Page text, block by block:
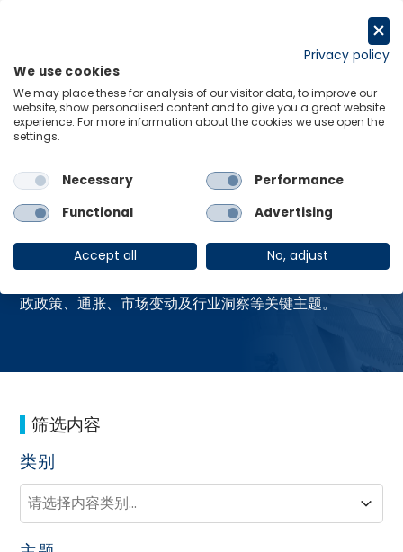
Menu Links
Home 资源中心
资源中心
政政策、通胀、市场变动及行业洞察等关键主题。
筛选内容
类别
类别
类别
类别
Privacy policy
We use cookies
We may place these for analysis of our visitor data, to improve our
website, show personalised content and to give you a great website
experience. For more information about the cookies we use open the
settings.
Necessary
Performance
Functional
Advertising
Accept all No, adjust